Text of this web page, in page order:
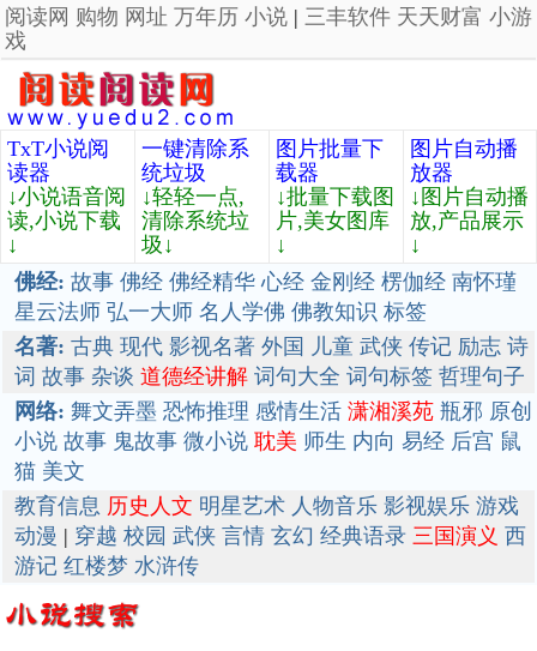
阅读网 购物 网址 万年历 小说 | 三丰软件 天天财富 小游
戏
TxT小说阅
读器
↓小说语音阅
读,小说下载
↓
一键清除系
统垃圾
↓轻轻一点,
清除系统垃
圾↓
图片批量下
载器
↓批量下载图
片,美女图库
↓
图片自动播
放器
↓图片自动播
放,产品展示
↓
佛经: 故事 佛经 佛经精华 心经 金刚经 楞伽经 南怀瑾
星云法师 弘一大师 名人学佛 佛教知识 标签
名著: 古典 现代 影视名著 外国 儿童 武侠 传记 励志 诗
词 故事 杂谈 道德经讲解 词句大全 词句标签 哲理句子
网络: 舞文弄墨 恐怖推理 感情生活 潇湘溪苑 瓶邪 原创
小说 故事 鬼故事 微小说 耽美 师生 内向 易经 后宫 鼠
猫 美文
教育信息 历史人文 明星艺术 人物音乐 影视娱乐 游戏
动漫 | 穿越 校园 武侠 言情 玄幻 经典语录 三国演义 西
游记 红楼梦 水浒传